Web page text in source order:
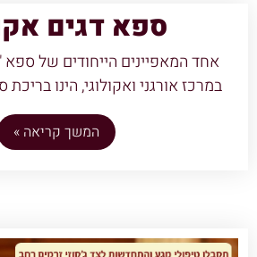
ספא דגים
אחד המאפיינים הייחודים של
במרכז אורגני ואקולוגי, הינו
המשך קריאה »